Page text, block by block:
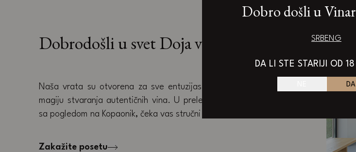
Dobrodošli u svet Doja vina
Naša vrata su otvorena za sve entuzijaste koji žele da otkriju
magiju stvaranja autentičnih vina. U prelepoj degustacionoj sali
sa pogledom na Kopaonik, čeka vas stručni tim vinarije Doja.
Zakažite posetu
Dobro došli u
SRBENG
DA LI STE STARIJI OD
DA